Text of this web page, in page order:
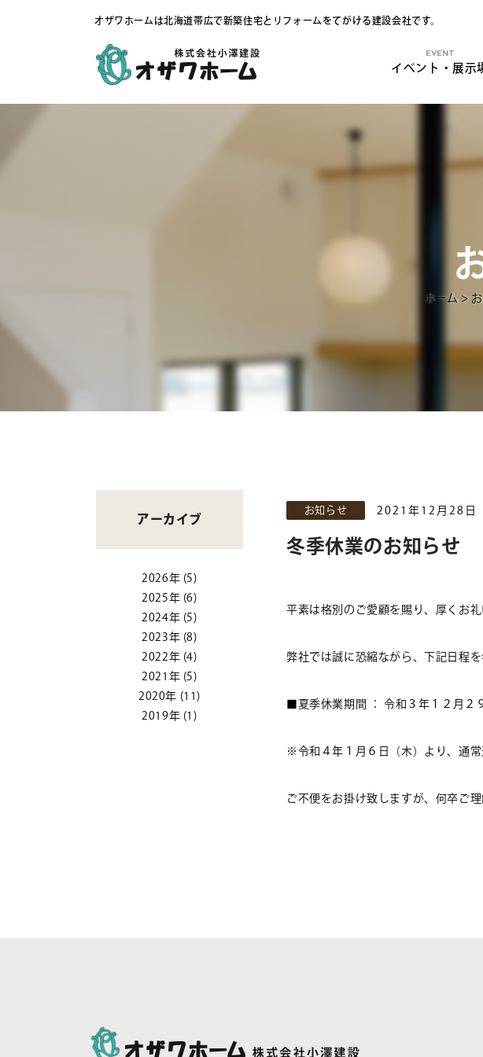
オザワホームは北海道帯広で新築住宅とリフォームをてがける建設会社です。
EVENT
イベント・展示
ホーム >
お知らせ 2021年12月28日
冬季休業のお知らせ
平素は格別のご愛顧を賜り、厚くお礼
弊社では誠に恐縮ながら、下記日程
■夏季休業期間 ： 令和３年１２月２
※令和４年１月６日（木）より、通常
ご不便をお掛け致しますが、何卒ご
アーカイブ
2026年 (5)
2025年 (6)
2024年 (5)
2023年 (8)
2022年 (4)
2021年 (5)
2020年 (11)
2019年 (1)